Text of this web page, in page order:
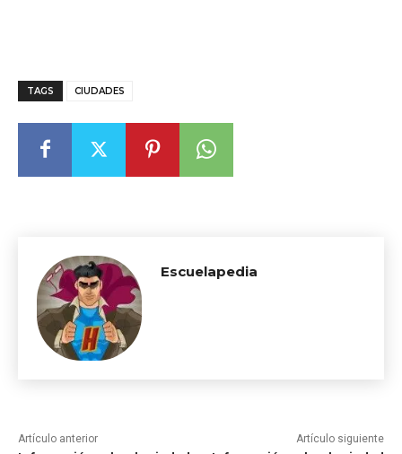
TAGS CIUDADES
Escuelapedia
Artículo anterior Artículo siguiente